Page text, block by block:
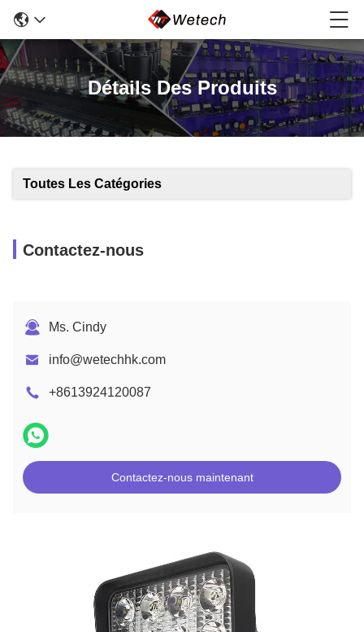
Détails Des Produits
Toutes Les Catégories
Contactez-nous
Ms. Cindy
info@wetechhk.com
+8613924120087
Contactez-nous maintenant